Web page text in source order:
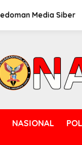
Media Siber
NASIONAL